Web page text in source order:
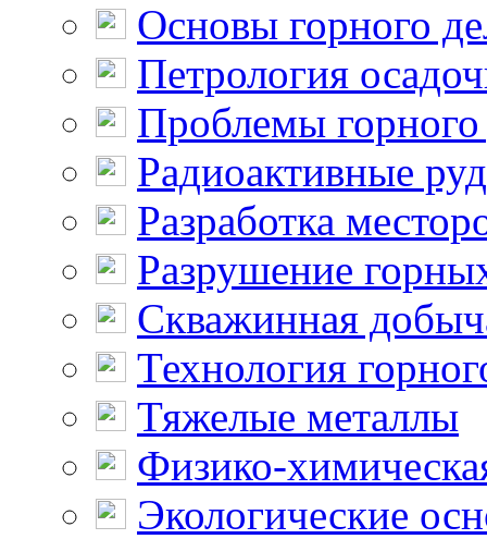
Основы горного
Петрология
Проблемы горного
Радиоактивные
Разработка
Разрушение
Скважинная
Технология
Тяжелые металлы
Физико-
Экологические